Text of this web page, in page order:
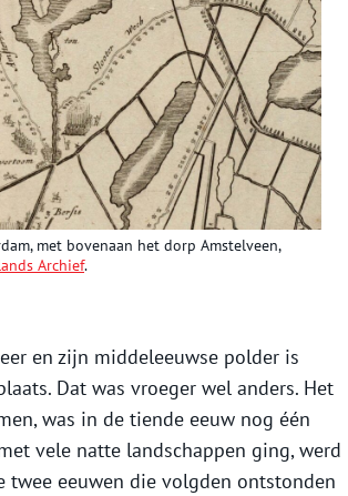
met bovenaan het dorp Amstelveen,
Archief.
en zijn middeleeuwse polder is
Dat was vroeger wel anders. Het
was in de tiende eeuw nog één
vele natte landschappen ging, werd
eeuwen die volgden ontstonden